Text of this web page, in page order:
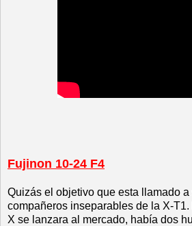
Fujinon 10-24 F4
Quizás el objetivo que esta llamado
compañeros inseparables de la X-
X se lanzara al mercado, había dos